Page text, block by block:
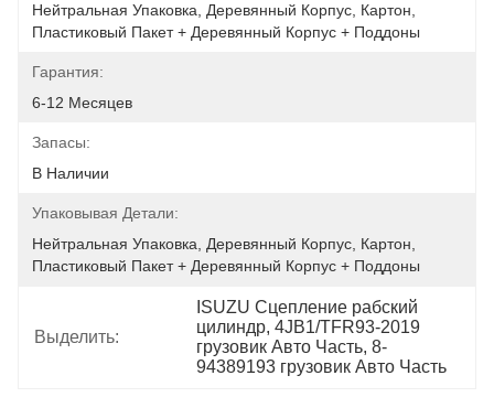
Нейтральная Упаковка, Деревянный Корпус, Картон,
Пластиковый Пакет + Деревянный Корпус + Поддоны
Гарантия:
6-12 Месяцев
Запасы:
В Наличии
Упаковывая Детали:
Нейтральная Упаковка, Деревянный Корпус, Картон,
Пластиковый Пакет + Деревянный Корпус + Поддоны
Выделить:
ISUZU Сцепление рабский
цилиндр, 4JB1/TFR93-2019
грузовик Авто Часть, 8-
94389193 грузовик Авто Часть